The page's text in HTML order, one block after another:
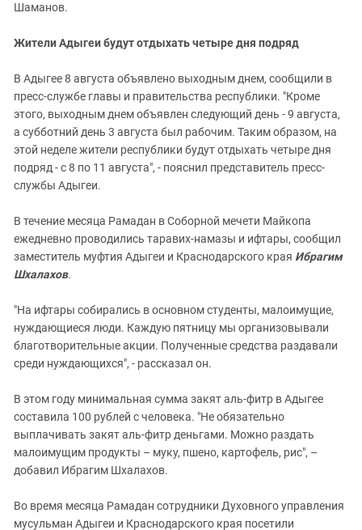
Шаманов.
Жители Адыгеи будут отдыхать четыре дня подряд
В Адыгее 8 августа объявлено выходным днем, сообщили в
пресс-службе главы и правительства республики. "Кроме
этого, выходным днем объявлен следующий день - 9 августа,
а субботний день 3 августа был рабочим. Таким образом, на
этой неделе жители республики будут отдыхать четыре дня
подряд - с 8 по 11 августа", - пояснил представитель пресс-
службы Адыгеи.
В течение месяца Рамадан в Соборной мечети Майкопа
ежедневно проводились таравих-намазы и ифтары, сообщил
заместитель муфтия Адыгеи и Краснодарского края Ибрагим
Шхалахов.
"На ифтары собирались в основном студенты, малоимущие,
нуждающиеся люди. Каждую пятницу мы организовывали
благотворительные акции. Полученные средства раздавали
среди нуждающихся", - рассказал он.
В этом году минимальная сумма закят аль-фитр в Адыгее
составила 100 рублей с человека. "Не обязательно
выплачивать закят аль-фитр деньгами. Можно раздать
малоимущим продукты – муку, пшено, картофель, рис", –
добавил Ибрагим Шхалахов.
Во время месяца Рамадан сотрудники Духовного управления
мусульман Адыгеи и Краснодарского края посетили